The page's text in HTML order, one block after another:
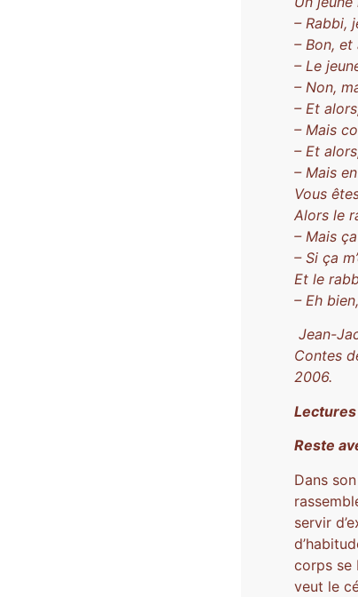
– Rabbi,
– Bon, et
– Le
– Non,
– Et
– Mais
– Et
– Mais
Vous
Alors le
– Mais
– Si ça
Et le
– Eh
Jean-
Contes
2006.
Reste
Dans
servir
corps se
veut le